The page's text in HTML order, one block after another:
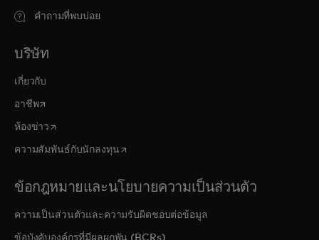
คำถามที่พบบ่อย
บริษัท
เกี่ยวกับ
อาชีพopens in a new tab
ห้องข่าว opens in a new tab
ความสัมพันธ์กับนักลงทุนopens in a new tab
ข้อกฎหมายและนโยบายความเป็นส่วนตัว
ความเป็นส่วนตัวและความรับผิดชอบต่อข้อมูล
ข้อบังคับองค์กรที่มีผลผูกพัน (BCRs)